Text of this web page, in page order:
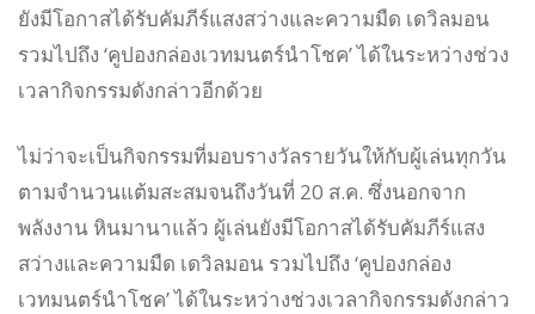
ยังมีโอกาสได้รับคัมภีร์แสงสว่างและความมืด เดวิลมอน
รวมไปถึง ‘คูปองกล่องเวทมนตร์นำโชค’ ได้ในระหว่างช่วง
เวลากิจกรรมดังกล่าวอีกด้วย
ไม่ว่าจะเป็นกิจกรรมที่มอบรางวัลรายวันให้กับผู้เล่นทุกวัน
ตามจำนวนแต้มสะสมจนถึงวันที่ 20 ส.ค. ซึ่งนอกจาก
พลังงาน หินมานาแล้ว ผู้เล่นยังมีโอกาสได้รับคัมภีร์แสง
สว่างและความมืด เดวิลมอน รวมไปถึง ‘คูปองกล่อง
เวทมนตร์นำโชค’ ได้ในระหว่างช่วงเวลากิจกรรมดังกล่าว